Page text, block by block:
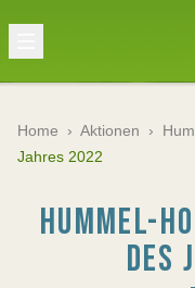
Home › Aktionen ›
Jahres 2022
HUMMEL-
DES